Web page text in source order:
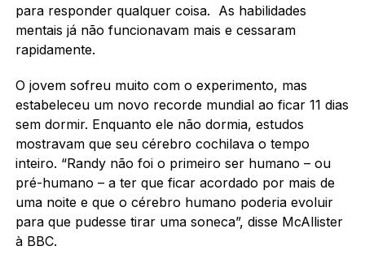
para responder qualquer coisa. As habilidades
mentais já não funcionavam mais e cessaram
rapidamente.
O jovem sofreu muito com o experimento, mas
estabeleceu um novo recorde mundial ao ficar 11 dias
sem dormir. Enquanto ele não dormia, estudos
mostravam que seu cérebro cochilava o tempo
inteiro. “Randy não foi o primeiro ser humano – ou
pré-humano – a ter que ficar acordado por mais de
uma noite e que o cérebro humano poderia evoluir
para que pudesse tirar uma soneca”, disse McAllister
à BBC.